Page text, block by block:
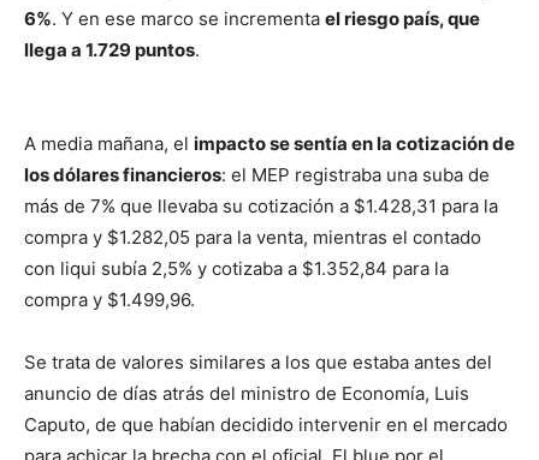
6%. Y en ese marco se incrementa el riesgo país, que
llega a 1.729 puntos.
A media mañana, el impacto se sentía en la cotización de
los dólares financieros: el MEP registraba una suba de
más de 7% que llevaba su cotización a $1.428,31 para la
compra y $1.282,05 para la venta, mientras el contado
con liqui subía 2,5% y cotizaba a $1.352,84 para la
compra y $1.499,96.
Se trata de valores similares a los que estaba antes del
anuncio de días atrás del ministro de Economía, Luis
Caputo, de que habían decidido intervenir en el mercado